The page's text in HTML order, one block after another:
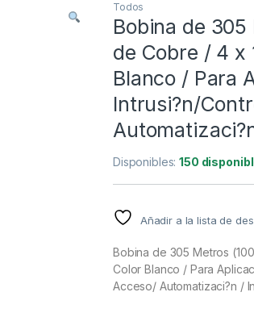
Todos
Bobina de
de Cobre / 4 x
Blanco / Para
Intrusi?n/
Disponibles:150
Añadir a la lista de
Bobina de 305 Metros
Color Blanco / Para
Acceso/ Automatizaci?n /